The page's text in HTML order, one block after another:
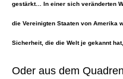
gestärkt… In einer sich veränderten
die Vereinigten Staaten von Amerika
Sicherheit, die die Welt je gekannt
Oder aus dem